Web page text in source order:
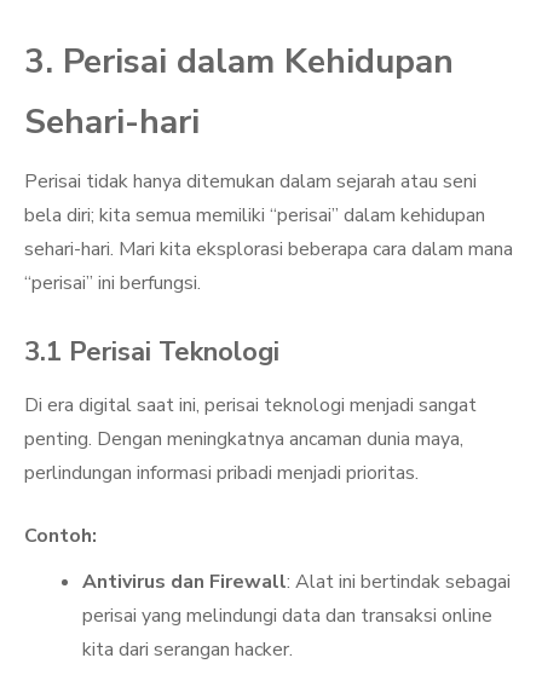
3. Perisai dalam Kehidupan
Sehari-hari
Perisai tidak hanya ditemukan dalam sejarah atau seni
bela diri; kita semua memiliki “perisai” dalam kehidupan
sehari-hari. Mari kita eksplorasi beberapa cara dalam mana
“perisai” ini berfungsi.
3.1 Perisai Teknologi
Di era digital saat ini, perisai teknologi menjadi sangat
penting. Dengan meningkatnya ancaman dunia maya,
perlindungan informasi pribadi menjadi prioritas.
Contoh:
Antivirus dan Firewall: Alat ini bertindak sebagai
perisai yang melindungi data dan transaksi online
kita dari serangan hacker.